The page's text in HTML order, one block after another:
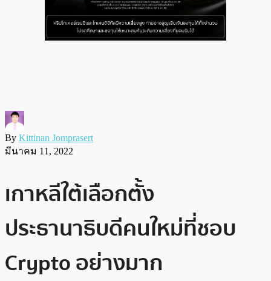
By Kittinan Jomprasert
มีนาคม 11, 2022
เกาหลีใต้เลือกตั้ง
ประธานาธิบดีคนใหม่ที่ชอบ
Crypto อย่างมาก